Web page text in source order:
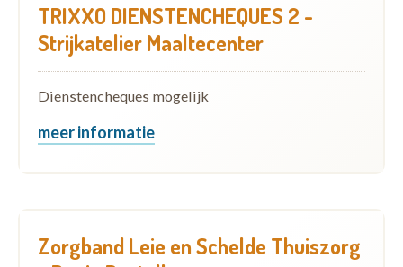
TRIXXO DIENSTENCHEQUES 2 -
Strijkatelier Maaltecenter
Dienstencheques mogelijk
meer informatie
Zorgband Leie en Schelde Thuiszorg